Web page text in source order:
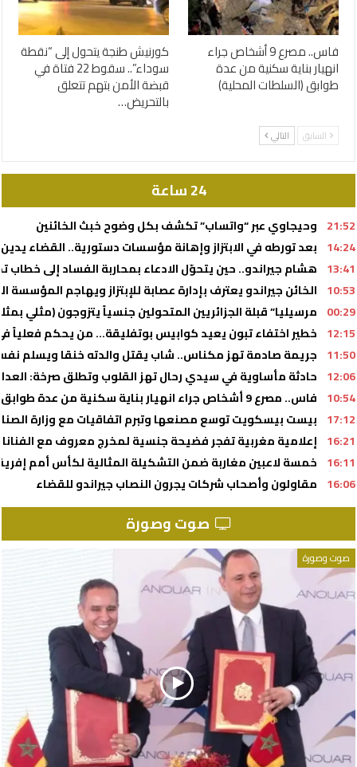
فاس.. مصرع 9 أشخاص جراء
انهيار بناية سكنية من عدة
طوابق (السلطات المحلية)
كورنيش طنجة يتحول إلى “نقطة
سوداء”.. سقوط 22 فتاة في
قبضة الأمن بتهم تتعلق
بالتحريض…
السابق التالي
24 ساعة
21:52 وحيجاوي عبر “واتساب” تكشف بكل وضوح خبث الخائنين
14:24 بعد تورطه في الابتزاز وإهانة مؤسسات دستورية.. القضاء يدين أحد
13:41 هشام جيراندو.. حين يتحوّل الادعاء بمحاربة الفساد إلى
10:53 الخائن جيراندو يعترف بإدارة عصابة للإبتزاز ويهاجم المؤسسة
00:29 مرسيليا” قبلة الجزائريين المتحولين جنسياً يتزوجون (مثلي
12:15 خطير اختفاء تبون يعيد كوابيس بوتفليقة… من يحكم فعلياً في
11:50 جريمة صادمة تهز مكناس.. شاب يقتل والدته خنقا ويسلم
12:06 حادثة مأساوية في سيدي رحال تهز القلوب وتطلق صرخة:
10:54 فاس.. مصرع 9 أشخاص جراء انهيار بناية سكنية من عدة طوابق (السلطات المحلية)
17:12 بيست بيسكويت توسع مصنعها وتبرم اتفاقيات مع وزارة
16:21 إعلامية مغربية تفجر فضيحة جنسية لمخرج معروف مع
16:11 خمسة لاعبين مغاربة ضمن التشكيلة المثالية لكأس أمم إفريقيا
16:06 مقاولون وأصحاب شركات يجرون النصاب جيراندو للقضاء
صوت وصورة
صوت وصورة